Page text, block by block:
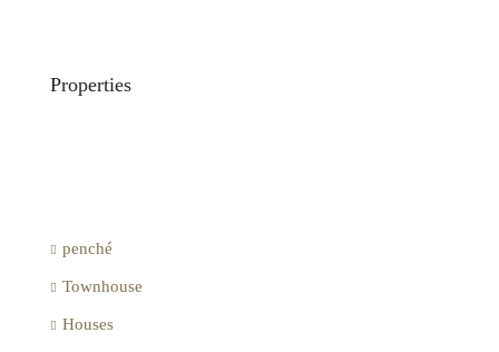
Properties
penché
Townhouse
Houses